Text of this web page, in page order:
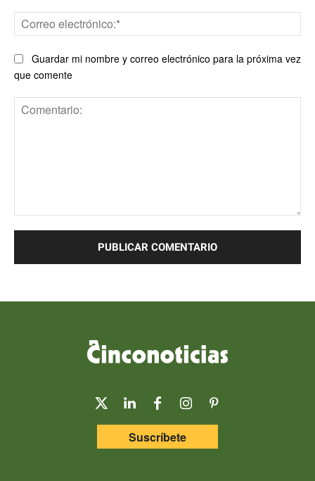
Guardar mi nombre y correo electrónico para la próxima vez
que comente
Suscríbete